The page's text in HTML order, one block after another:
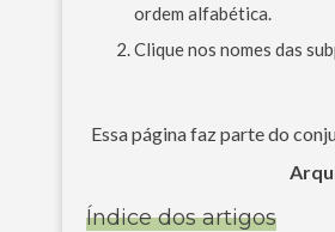
ordem alfabética.
Clique nos nomes das
Essa página faz parte do
Índice dos artigos